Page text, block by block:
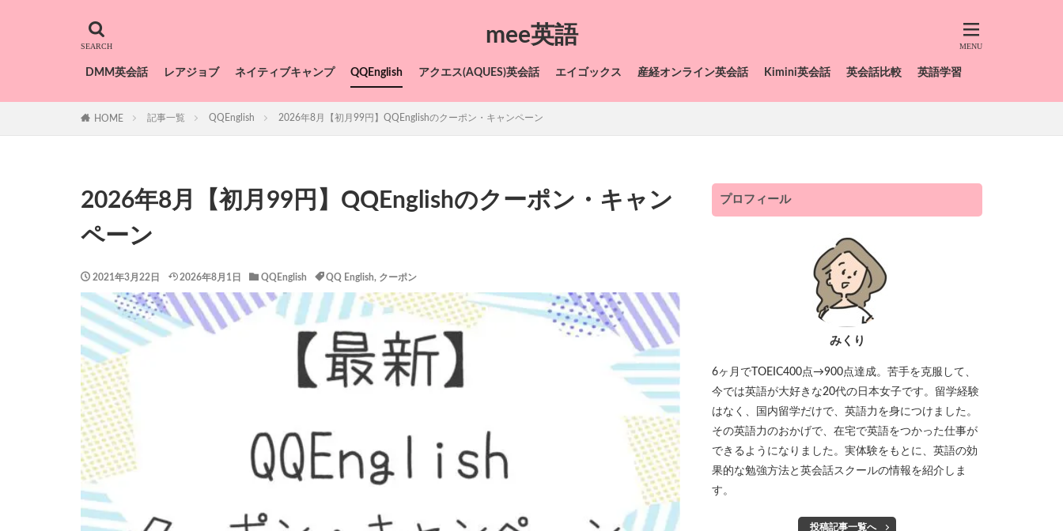
mee英語
DMM英会話 レアジョブ ネイティブキャンプ QQEnglish アクエス(AQUES)英会話 エイゴックス 産経オンライン英会話 Kimini英会話 英会話比較 英語学習
HOME 記事一覧 QQEnglish 2026年8月【初月99円】QQEnglishのクーポン・キャンペーン
2026年8月【初月99円】QQEnglishのクーポン・キャン
ペーン
2021年3月22日 2026年8月1日 QQEnglish QQ English, クーポン
プロフィール
みくり
6ヶ月でTOEIC400点→900点達成。苦手を克服して、
今では英語が大好きな20代の日本女子です。留学経験
はなく、国内留学だけで、英語力を身につけました。
その英語力のおかげで、在宅で英語をつかった仕事が
できるようになりました。実体験をもとに、英語の効
果的な勉強方法と英会話スクールの情報を紹介しま
す。
投稿記事一覧へ